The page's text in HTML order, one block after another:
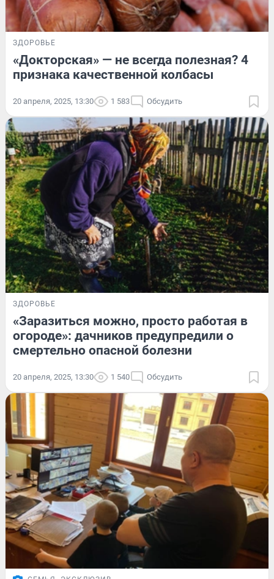
ЗДОРОВЬЕ
«Докторская» — не всегда полезная? 4
признака качественной колбасы
20 апреля, 2025, 13:30 1 583 Обсудить
ЗДОРОВЬЕ
«Заразиться можно, просто работая в
огороде»: дачников предупредили о
смертельно опасной болезни
20 апреля, 2025, 13:30 1 540 Обсудить